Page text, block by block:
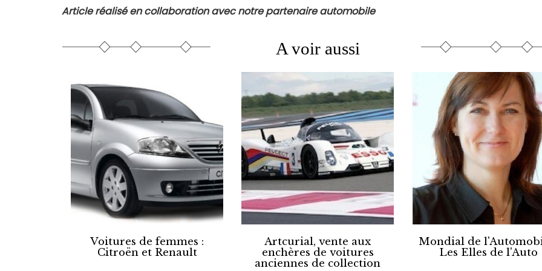
Article réalisé en collaboration avec notre partenaire automobile
A voir aussi
Voitures de femmes :
Citroën et Renault
Artcurial, vente aux
enchères de voitures
anciennes de collection
Mondial de
Les Elles de l'Auto